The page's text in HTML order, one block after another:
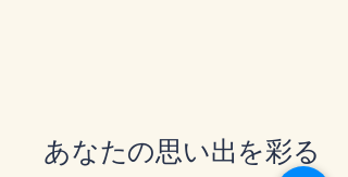
あなたの思い出を彩る